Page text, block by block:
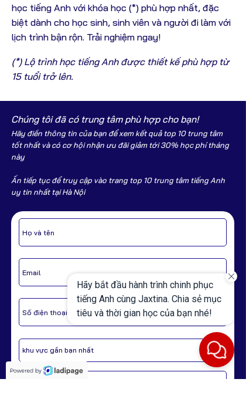
học tiếng Anh với khóa học (*) phù hợp nhất, đặc
biệt dành cho học sinh, sinh viên và người đi làm với
lịch trình bận rộn. Trải nghiệm ngay!
(*) Lộ trình học tiếng Anh được thiết kế phù hợp từ
15 tuổi trở lên.
Chúng tôi đã có trung tâm phù hợp cho bạn!
Hãy điền thông tin của bạn để xem kết quả top 10 trung tâm
tốt nhất và có cơ hội nhận ưu đãigiảm tới 30% học phítháng
này
Ấn tiếp tục để truy cập vào trang top 10 trung tâm tiếng Anh
uy tin nhất tại Hà Nội
Hãy bắt đầu hành trình chinh phục
tiếng Anh cùng Jaxtina. Chia sẻ mục
tiêu và thời gian học của bạn nhé!